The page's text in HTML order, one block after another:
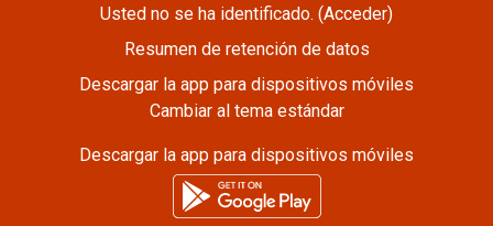
Usted no se ha identificado. (Acceder)
Resumen de retención de datos
Descargar la app para dispositivos móviles
Cambiar al tema estándar
Descargar la app para dispositivos móviles